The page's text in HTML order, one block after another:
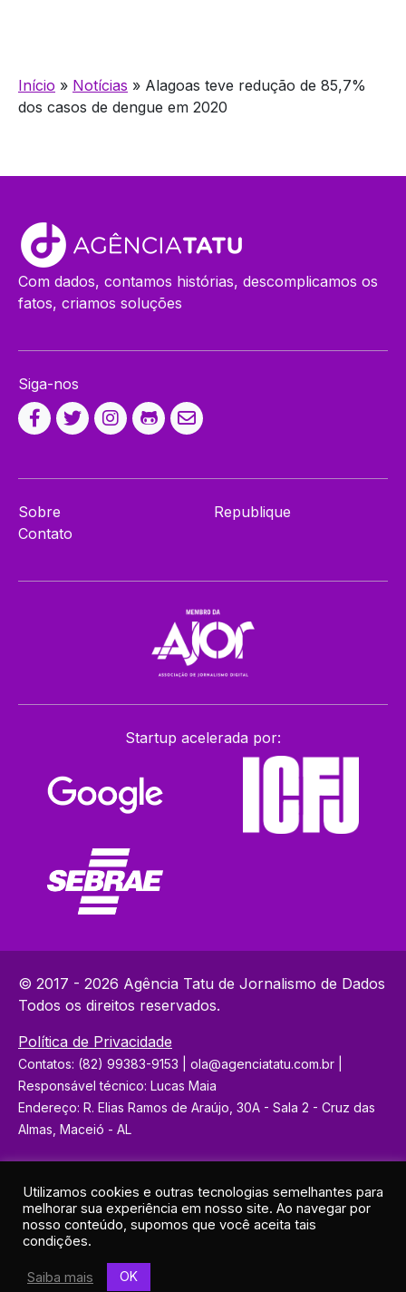
Início » Notícias » Alagoas teve redução de 85,7%
dos casos de dengue em 2020
Com dados, contamos histórias, descomplicamos os
fatos, criamos soluções
Siga-nos
Sobre
Contato
Republique
Startup acelerada por:
© 2017 - 2026 Agência Tatu de Jornalismo de Dados
Todos os direitos reservados.
Política de Privacidade
Contatos: (82) 99383-9153 | ola@agenciatatu.com.br |
Responsável técnico: Lucas Maia
Endereço: R. Elias Ramos de Araújo, 30A - Sala 2 - Cruz das
Almas, Maceió - AL
Utilizamos cookies e outras tecnologias semelhantes para
melhorar sua experiência em nosso site. Ao navegar por
nosso conteúdo, supomos que você aceita tais
condições.
Saiba mais OK